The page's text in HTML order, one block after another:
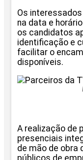
Os
na data e
os candidatos
identificação e
facilitar o
disponíveis.
A realização de
presenciais
de mão de obra